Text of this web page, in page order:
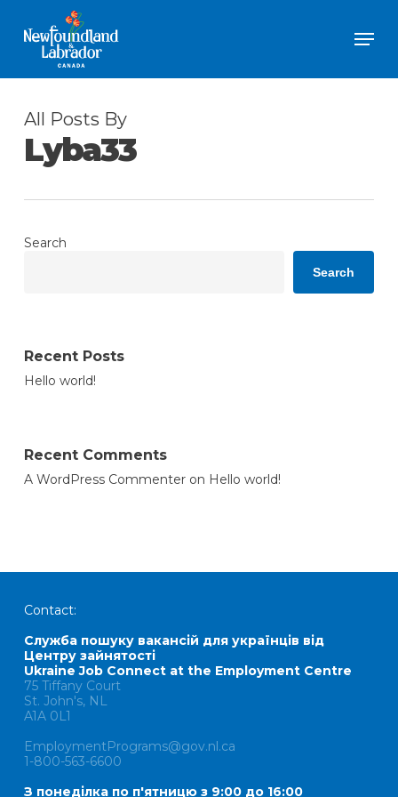
content
All Posts By
Lyba33
Search
Search
Recent Posts
Hello world!
Recent Comments
A WordPress Commenteron Hello world!
Contact:
Служба пошуку вакансій для українців від
Центру зайнятості
Ukraine Job Connect at the Employment Centre
75 Tiffany Court
St. John's, NL
A1A 0L1
EmploymentPrograms@gov.nl.ca
1-800-563-6600
З понеділка по п'ятницю з 9:00 до 16:00
Menu